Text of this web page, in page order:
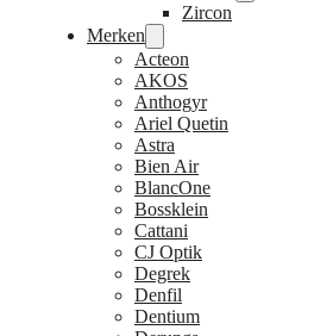
Zircon
Merken
Acteon
AKOS
Anthogyr
Ariel Quetin
Astra
Bien Air
BlancOne
Bossklein
Cattani
CJ Optik
Degrek
Denfil
Dentium